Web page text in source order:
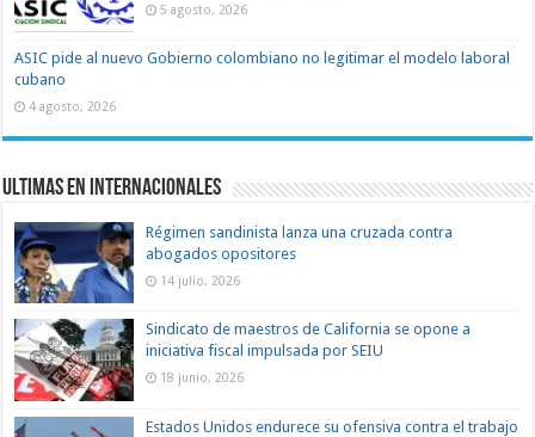
5 agosto, 2026
ASIC pide al nuevo Gobierno colombiano no legitimar el modelo laboral
cubano
4 agosto, 2026
Ultimas en Internacionales
Régimen sandinista lanza una cruzada contra
abogados opositores
14 julio, 2026
Sindicato de maestros de California se opone a
iniciativa fiscal impulsada por SEIU
18 junio, 2026
Estados Unidos endurece su ofensiva contra el trabajo